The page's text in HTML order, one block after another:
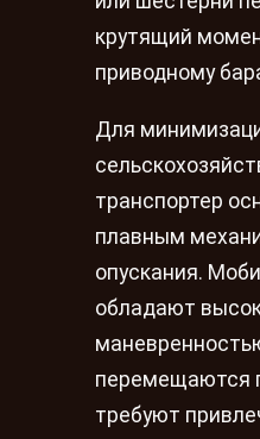
крутящий
приводному
Для
транспортер
плавным
опускания.
обладают
перемещаются
требуют